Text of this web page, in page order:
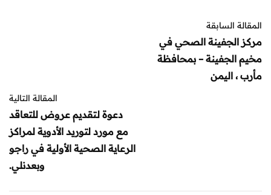
المقالة السابقة
مركز الجفينة الصحي في
مخيم الجفينة – بمحافظة
مأرب ، اليمن
المقالة التالية
دعوة لتقديم عروض للتعاقد
مع مورد لتوريد الأدوية لمراكز
الرعاية الصحية الأولية في راجو
وبعدنلي.